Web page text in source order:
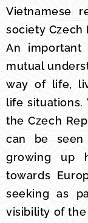
Vietnamese
society Czech
An
mutual
way of life,
life situations.
the Czech
can be seen
growing up
towards
seeking as
visibility of